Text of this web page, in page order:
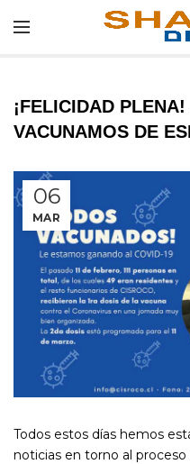
¡FELICIDAD
VACUNAMOS DE
06
MAR
Todos estos días hemos
noticias en torno al